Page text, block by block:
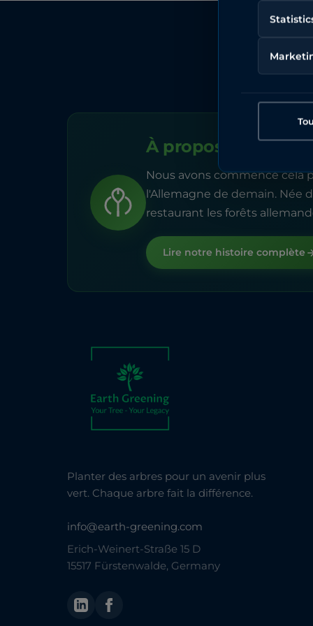
À propos d'Earth
Nous avons commencé cela
l'Allemagne de demain. Née
restaurant les forêts
Lire notre histoire complète
Planter des arbres pour un avenir plus
vert. Chaque arbre fait la différence.
info@earth-greening.com
Erich-Weinert-Straße 15 D
15517 Fürstenwalde, Germany
LinkedInFacebook